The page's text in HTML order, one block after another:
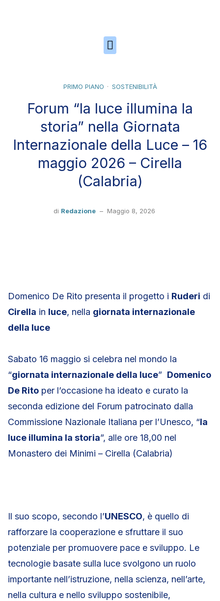
PRIMO PIANO SOSTENIBILITÀ
Forum “la luce illumina la
storia” nella Giornata
Internazionale della Luce – 16
maggio 2026 – Cirella
(Calabria)
di Redazione– Maggio 8, 2026
Domenico De Rito presenta il progetto i Ruderi di
Cirella in luce, nella giornata internazionale
della luce
Sabato 16 maggio si celebra nel mondo la
“giornata internazionale della luce” Domenico
De Rito per l’occasione ha ideato e curato la
seconda edizione del Forum patrocinato dalla
Commissione Nazionale Italiana per l’Unesco, “la
luce illumina la storia”, alle ore 18,00 nel
Monastero dei Minimi – Cirella (Calabria)
Il suo scopo, secondo l’UNESCO, è quello di
rafforzare la cooperazione e sfruttare il suo
potenziale per promuovere pace e sviluppo. Le
tecnologie basate sulla luce svolgono un ruolo
importante nell’istruzione, nella scienza, nell’arte,
nella cultura e nello sviluppo sostenibile,